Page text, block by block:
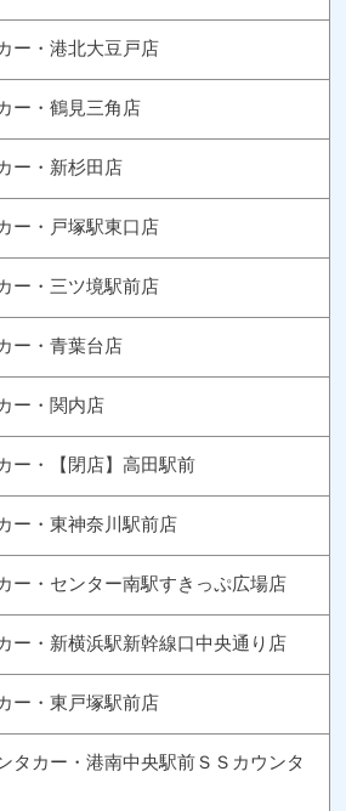
ー・港北大豆戸店
ー・鶴見三角店
ー・新杉田店
ー・戸塚駅東口店
ー・三ツ境駅前店
ー・青葉台店
ー・関内店
ー・【閉店】高田駅前
ー・東神奈川駅前店
ー・センター南駅すきっぷ広場店
ー・新横浜駅新幹線口中央通り店
ー・東戸塚駅前店
タカー・港南中央駅前ＳＳカウンタ